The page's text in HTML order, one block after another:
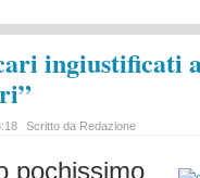
ingiustificati
Scritto da Redazione
pochissimo